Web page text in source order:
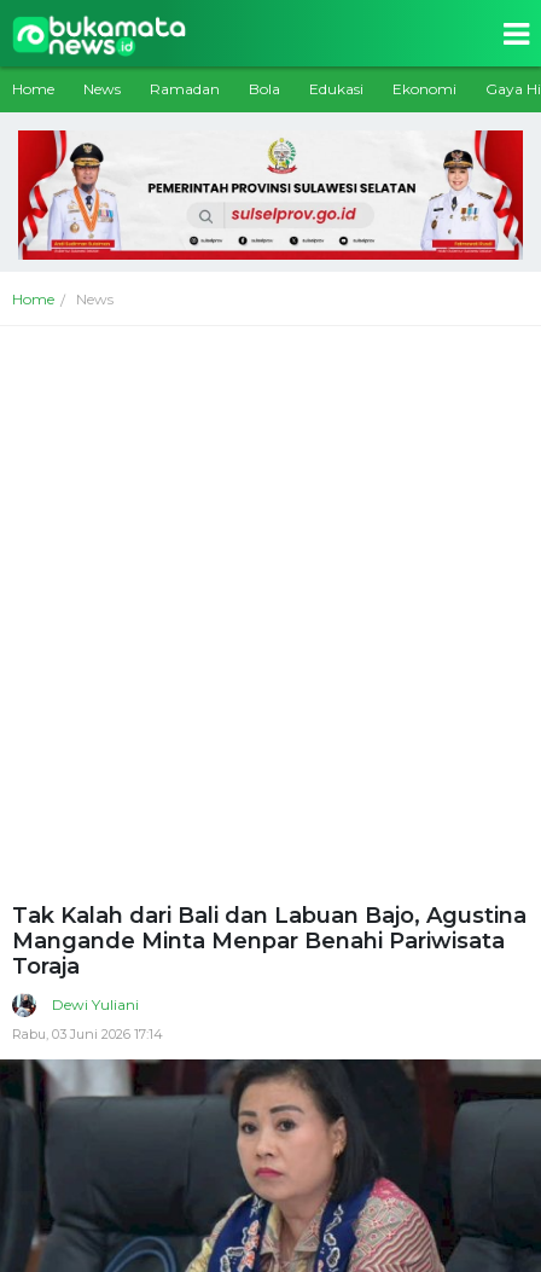
Home News Ramadan Bola Edukasi Ekonomi Gaya
Home News
Tak Kalah dari Bali dan Labuan Bajo, Agustina
Mangande Minta Menpar Benahi Pariwisata
Toraja
Dewi Yuliani
Rabu, 03 Juni 2026 17:14